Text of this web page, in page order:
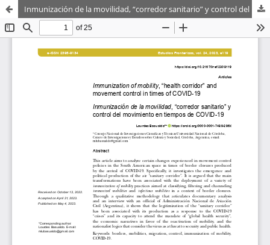
Inmunización de la movilidad, “corredor sanitario” y control del movimiento en tiempos de COVID-19